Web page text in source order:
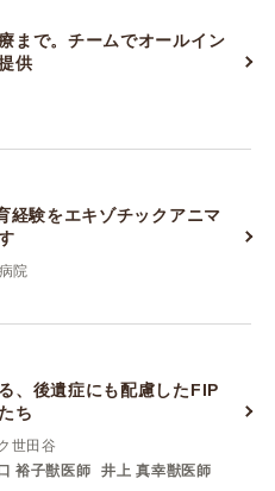
まで。チームでオールイン
供
経験をエキゾチックアニマ
院
、後遺症にも配慮したFIP
ち
世田谷
裕子獣医師 井上 真幸獣医師